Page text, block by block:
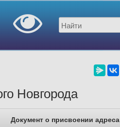
Новгорода
Документ о присвоении адреса